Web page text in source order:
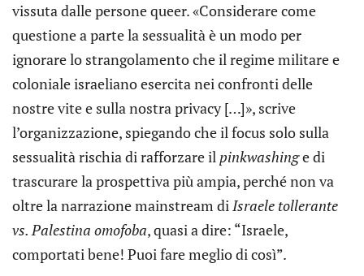
vissuta dalle persone queer. «Considerare come
questione a parte la sessualità è un modo per
ignorare lo strangolamento che il regime militare e
coloniale israeliano esercita nei confronti delle
nostre vite e sulla nostra privacy […]», scrive
l’organizzazione, spiegando che il focus solo sulla
sessualità rischia di rafforzare il pinkwashinge di
trascurare la prospettiva più ampia, perché non va
oltre la narrazione mainstream diIsraele tollerante
vs. Palestina omofoba, quasi a dire: “Israele,
comportati bene! Puoi fare meglio di così”.